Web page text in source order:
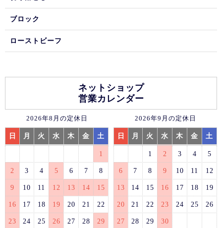
ブロック
ローストビーフ
ネットショップ
営業カレンダー
2026年8月の定休日
日 月 火 水 木 金 土
1
2 3 4 5 6 7 8
9 10 11 12 13 14 15
16 17 18 19 20 21 22
23 24 25 26 27 28 29
2026年9月の定休日
日 月 火 水 木 金 土
1 2 3 4 5
6 7 8 9 10 11 12
13 14 15 16 17 18 19
20 21 22 23 24 25 26
27 28 29
30